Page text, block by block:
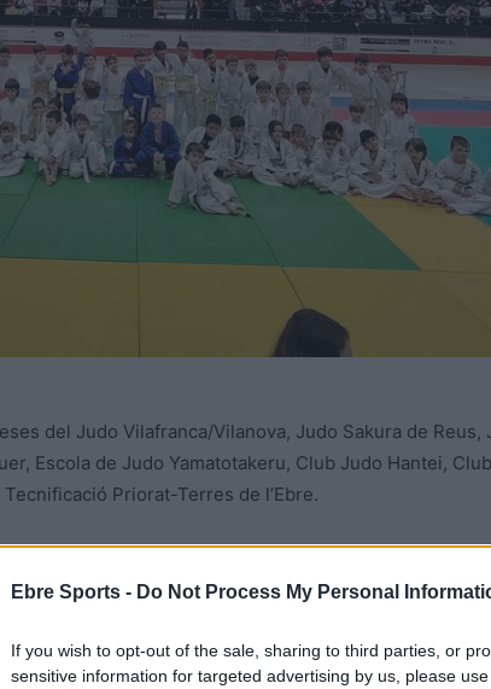
Ebre Sports - Do Not Process My Personal
If you wish to opt-out of the sale, sharing to third parties, or
sensitive information for targeted advertising by us, please
del Judo Vilafranca/Vilanova, Judo Sakura de Reus,
Escola de Judo Yamatotakeru, Club Judo Hantei,
Priorat-Terres de l’Ebre.
de la Lliga del Mediterrani, on entraran de nou en